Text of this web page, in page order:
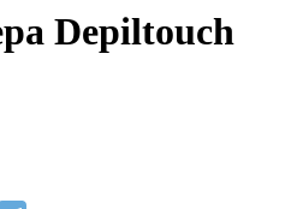
Depiltouch